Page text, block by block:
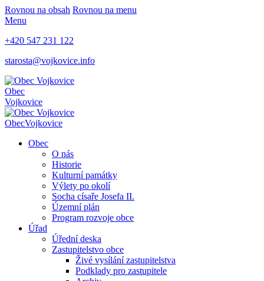
Rovnou na obsah Rovnou na menu
Menu
+420 547 231 122
starosta@vojkovice.info
Obec
Vojkovice
ObecVojkovice
Obec
O nás
Historie
Kulturní památky
Výlety po okolí
Socha císaře Josefa II.
Územní plán
Program rozvoje obce
Úřad
Úřední deska
Zastupitelstvo obce
Živé vysílání zastupitelstva
Podklady pro zastupitele